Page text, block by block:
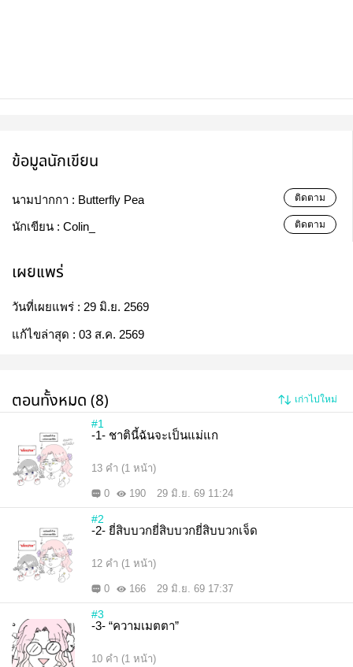
ข้อมูลนักเขียน
นามปากกา : Butterfly Pea ติดตาม
นักเขียน : Colin_ ติดตาม
เผยแพร่
วันที่เผยแพร่ : 29 มิ.ย. 2569
แก้ไขล่าสุด : 03 ส.ค. 2569
ตอนทั้งหมด (8) เก่าไปใหม่
#1
-1- ชาตินี้ฉันจะเป็นแม่แก
13 คำ (1 หน้า)
0 190 29 มิ.ย. 69 11:24
#2
-2- ยี่สิบบวกยี่สิบบวกยี่สิบบวกเจ็ด
12 คำ (1 หน้า)
0 166 29 มิ.ย. 69 17:37
#3
-3- “ความเมตตา”
10 คำ (1 หน้า)